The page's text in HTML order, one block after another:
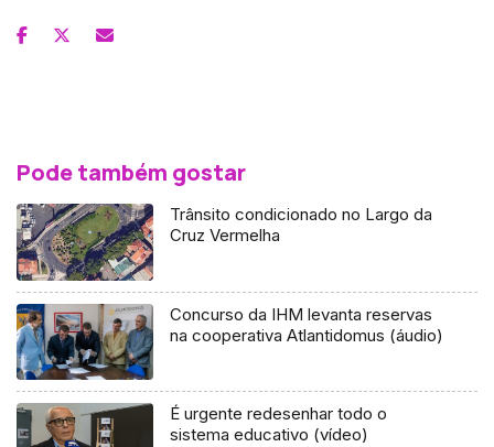
Pode também gostar
Trânsito condicionado no Largo da
Cruz Vermelha
Concurso da IHM levanta reservas
na cooperativa Atlantidomus (áudio)
É urgente redesenhar todo o
sistema educativo (vídeo)